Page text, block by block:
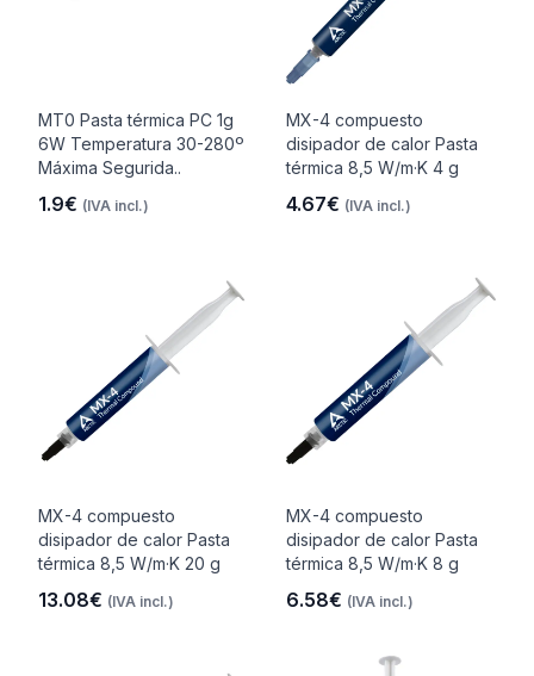
MT0 Pasta térmica PC 1g
6W Temperatura 30-280º
Máxima Segurida..
1.9€ (IVA incl.)
MX-4 compuesto
disipador de calor Pasta
térmica 8,5 W/m·K 4 g
4.67€ (IVA incl.)
MX-4 compuesto
disipador de calor Pasta
térmica 8,5 W/m·K 20 g
13.08€ (IVA incl.)
MX-4 compuesto
disipador de calor Pasta
térmica 8,5 W/m·K 8 g
6.58€ (IVA incl.)